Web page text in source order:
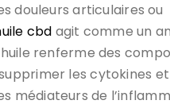
douleurs articulaires ou
cbd agit comme un
renferme des
les cytokines et
médiateurs de